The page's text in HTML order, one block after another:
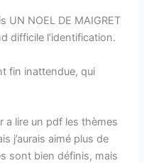
UN NOEL DE MAIGRET
difficile l’identification.
fin inattendue, qui
a lire un pdf les thèmes
j’aurais aimé plus de
sont bien définis, mais